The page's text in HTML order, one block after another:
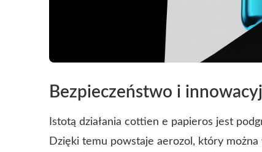
Bezpieczeństwo i
Istotą działania cottien e papieros jest
Dzięki temu powstaje aerozol, który